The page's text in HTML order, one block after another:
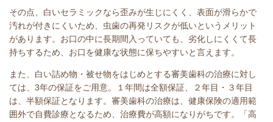
その点、白いセラミックなら歪みが生じにくく、表面が滑らかで
汚れが付きにくいため、虫歯の再発リスクが低いというメリット
があります。お口の中に長期間入っていても、劣化しにくくて長
持ちするため、お口を健康な状態に保ちやすいと言えます。
また、白い詰め物・被せ物をはじめとする審美歯科の治療に対し
ては、3年の保証をご用意。１年間は全額保証、２年目・３年目
は、半額保証となります。審美歯科の治療は、健康保険の適用範
囲外で自費診療となるため、治療費が高額になりがちです。「高